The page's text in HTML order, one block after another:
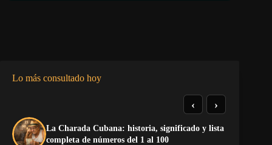
Lo más consultado hoy
La Charada Cubana: historia, significado y lista
completa de números del 1 al 100
‹ ›